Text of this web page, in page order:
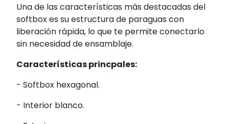
Una de las características más destacadas del
softbox es su estructura de paraguas con
liberación rápida, lo que te permite conectarlo
sin necesidad de ensamblaje.
Características princpales:
- Softbox hexagonal.
- Interior blanco.